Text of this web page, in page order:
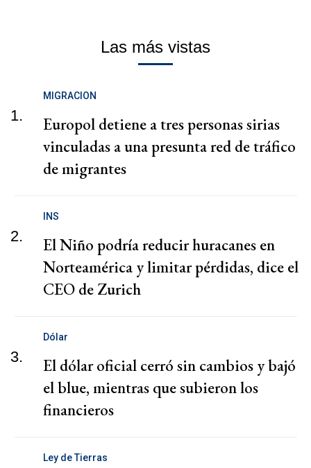
Las más vistas
1.
MIGRACION
Europol detiene a tres personas sirias
vinculadas a una presunta red de tráfico
de migrantes
2.
INS
El Niño podría reducir huracanes en
Norteamérica y limitar pérdidas, dice el
CEO de Zurich
3.
Dólar
El dólar oficial cerró sin cambios y bajó
el blue, mientras que subieron los
financieros
Ley de Tierras